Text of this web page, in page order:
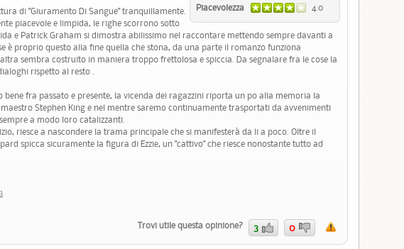
Piacevolezza
4.0
di "Giuramento Di Sangue" tranquillamente.
piacevole e limpida, le righe scorrono sotto
e Patrick Graham si dimostra abilissimo nel raccontare mettendo sempre davanti a
è proprio questo alla fine quella che stona, da una parte il romanzo funziona
sembra costruito in maniera troppo frettolosa e spiccia. Da segnalare fra le cose la
rispetto al resto .
bene fra passato e presente, la vicenda dei ragazzini riporta un po alla memoria la
Stephen King e nel mentre saremo continuamente trasportati da avvenimenti
a modo loro catalizzanti.
riesce a nascondere la trama principale che si manifesterà da li a poco. Oltre il
spicca sicuramente la figura di Ezzie, un "cattivo" che riesce nonostante tutto ad
Trovi utile questa opinione? 3 0